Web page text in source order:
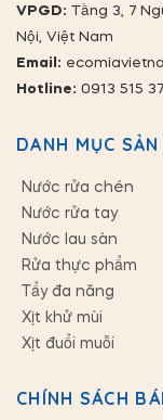
VPGD: Tầng 3, 7
Nội, Việt Nam
Email:
Hotline: 0913 515
DANH MỤC SẢN
Nước rửa chén
Nước rửa tay
Nước lau sàn
Rửa thực phẩm
Tẩy đa năng
Xịt khử mùi
Xịt đuổi muỗi
CHÍNH SÁCH